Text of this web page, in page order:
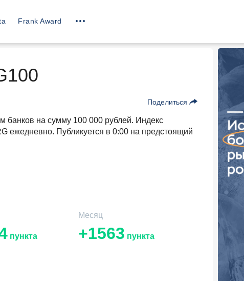
Frank Award
Поделиться
банков на сумму 100 000 рублей. Индекс
ежедневно. Публикуется в 0:00 на предстоящий
Месяц
пункта +1563 пункта